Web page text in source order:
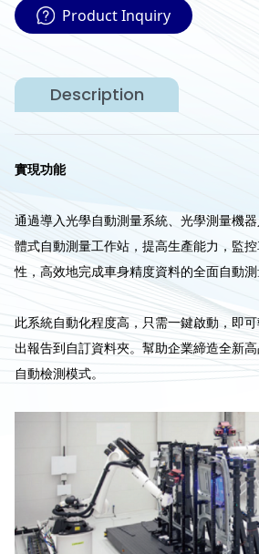
Product Inquiry
Description
實現功能
通過導入光學自動測量系統、光學測量機
體式自動測量工作站，提高生產能力，監
性，高效地完成車身精度資料的全面自動測
此系統自動化程度高，只需一鍵啟動，即可
出報告到自訂資料夾。幫助企業締造全新
自動檢測模式。